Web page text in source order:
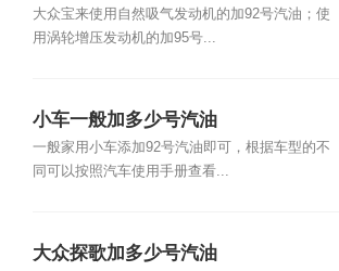
大众宝来使用自然吸气发动机的加92号汽油；使
用涡轮增压发动机的加95号...
小车一般加多少号汽油
一般家用小车添加92号汽油即可，根据车型的不
同可以按照汽车使用手册查看...
大众探歌加多少号汽油